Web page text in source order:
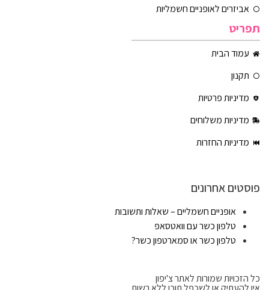
אביזרים לאופניים חשמליות
תפריט
עמוד הבית
תקנון
מדיניות פרטיות
מדיניות משלוחים
מדיניות החזרות
פוסטים אחרונים
אופניים חשמליים – שאלות ותשובות
טלפון כשר עם וואטסאפ
טלפון כשר או סמארטפון כשר?
כל הזכויות שמורות לאתר צ'יפון